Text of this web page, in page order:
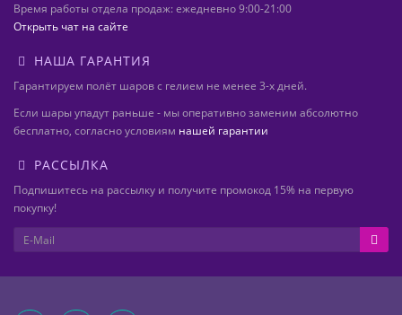
Время работы отдела продаж: ежедневно 9:00-21:00
Открыть чат на сайте
НАША ГАРАНТИЯ
Гарантируем полёт шаров с гелием не менее 3-х дней.
Если шары упадут раньше - мы оперативно заменим абсолютно
бесплатно, согласно условиям нашей гарантии
РАССЫЛКА
Подпишитесь на рассылку и получите промокод 15% на первую
покупку!